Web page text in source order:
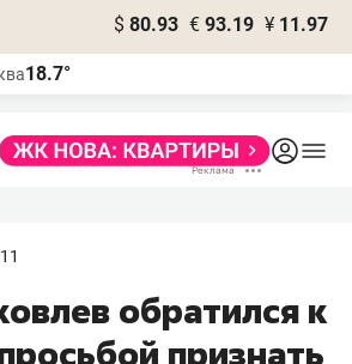
$ 80.93 € 93.19 ¥ 11.97
18.7°
обратился к
признать